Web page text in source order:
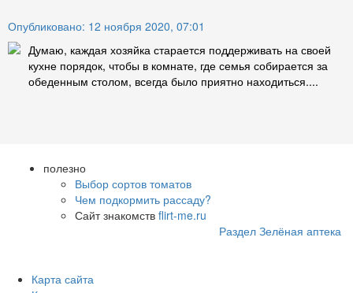
Опубликовано: 12 ноября 2020, 07:01
Думаю, каждая хозяйка старается поддерживать на своей
кухне порядок, чтобы в комнате, где семья собирается за
обеденным столом, всегда было приятно находиться....
полезно
Выбор сортов томатов
Чем подкормить рассаду?
Сайт знакомств flirt-me.ru
Раздел Зелёная аптека
Карта сайта